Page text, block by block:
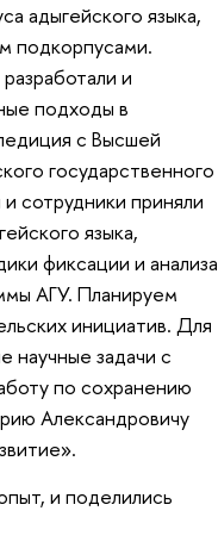
адыгейского языка,
подкорпусами.
и
подходы в
с Высшей
государственного
сотрудники приняли
языка,
фиксации и анализа
АГУ. Планируем
инициатив. Для
научные задачи с
по сохранению
Александровичу
и поделились